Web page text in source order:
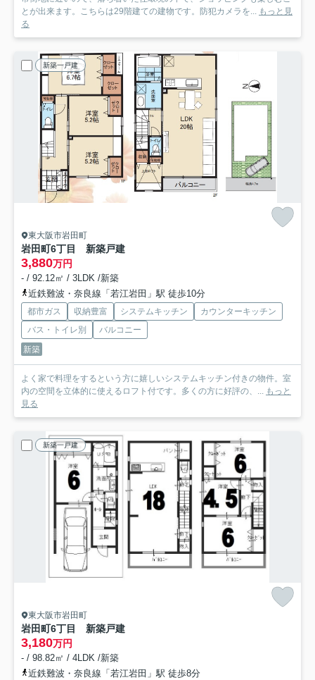
とが出来ます。こちらは29階建ての建物です。防犯カメラを... もっと見
る
新築一戸建
東大阪市岩田町
岩田町6丁目 新築戸建
3,880万円
- / 92.12㎡ / 3LDK /新築
近鉄難波・奈良線「若江岩田」駅 徒歩10分
都市ガス 収納豊富 システムキッチン
カウンターキッチン
バス・トイレ別
バルコニー
新築
よく家で料理をするという方に嬉しいシステムキッチン付きの物件。室
内の空間を立体的に使えるロフト付です。多くの方に好評の、... もっと
見る
新築一戸建
東大阪市岩田町
岩田町6丁目 新築戸建
3,180万円
- / 98.82㎡ / 4LDK /新築
近鉄難波・奈良線「若江岩田」駅 徒歩8分